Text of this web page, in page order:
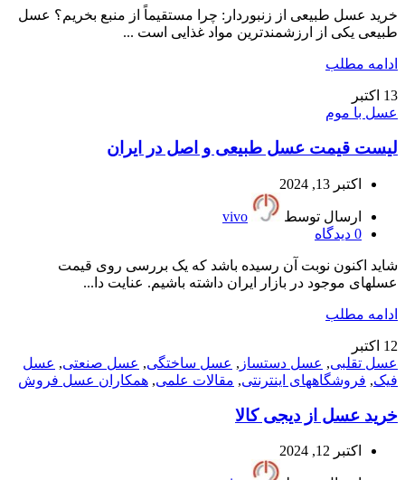
خرید عسل طبیعی از زنبوردار: چرا مستقیماً از منبع بخریم؟ عسل
طبیعی یکی از ارزشمندترین مواد غذایی است ...
ادامه مطلب
13 اکتبر
عسل با موم
لیست قیمت عسل طبیعی و اصل در ایران
اکتبر 13, 2024
ارسال توسط
vivo
0 دیدگاه
شاید اکنون نوبت آن رسیده باشد که یک بررسی روی قیمت
عسلهای موجود در بازار ایران داشته باشیم. عنایت دا...
ادامه مطلب
12 اکتبر
عسل تقلبی, عسل دستساز , عسل ساختگی, عسل صنعتی, عسل
فیک, فروشگاههای اینترنتی, مقالات علمی, همکاران عسل فروش
خرید عسل از دیجی کالا
اکتبر 12, 2024